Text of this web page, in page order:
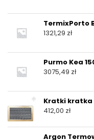
TermixPorto
1321,29 zł
Purmo Kea
3075,49 zł
Kratki kratka
412,00 zł
Argon